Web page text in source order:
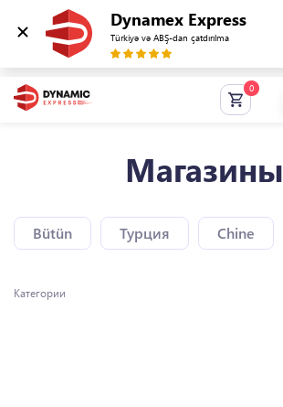
Dynamex Express
Türkiyə və ABŞ-dan çatdırılma
Магазины
Bütün Турция Chine
Категории